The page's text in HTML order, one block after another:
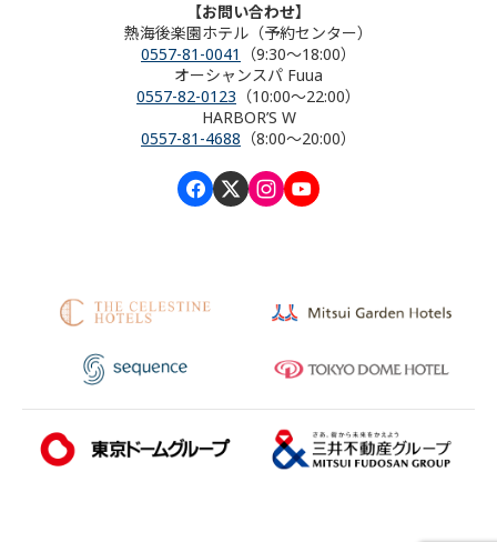
【お問い合わせ】
熱海後楽園ホテル（予約センター）
0557-81-0041
（9:30～18:00）
オーシャンスパ Fuua
0557-82-0123 （10:00～22:00）
HARBOR’S W
0557-81-4688 （8:00～20:00）